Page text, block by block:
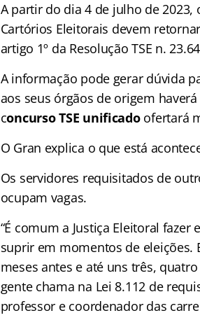
A partir do dia 4 de julho de
Cartórios Eleitorais devem
artigo 1º da Resolução TSE n.
A informação pode gerar dúvida
aos seus órgãos de origem
concurso TSE unificadoofertará
O Gran explica o que está
Os servidores requisitados de
ocupam vagas.
“É comum a Justiça Eleitoral
suprir em momentos de eleições.
meses antes e até uns três,
gente chama na Lei 8.112 de
professor e coordenador das